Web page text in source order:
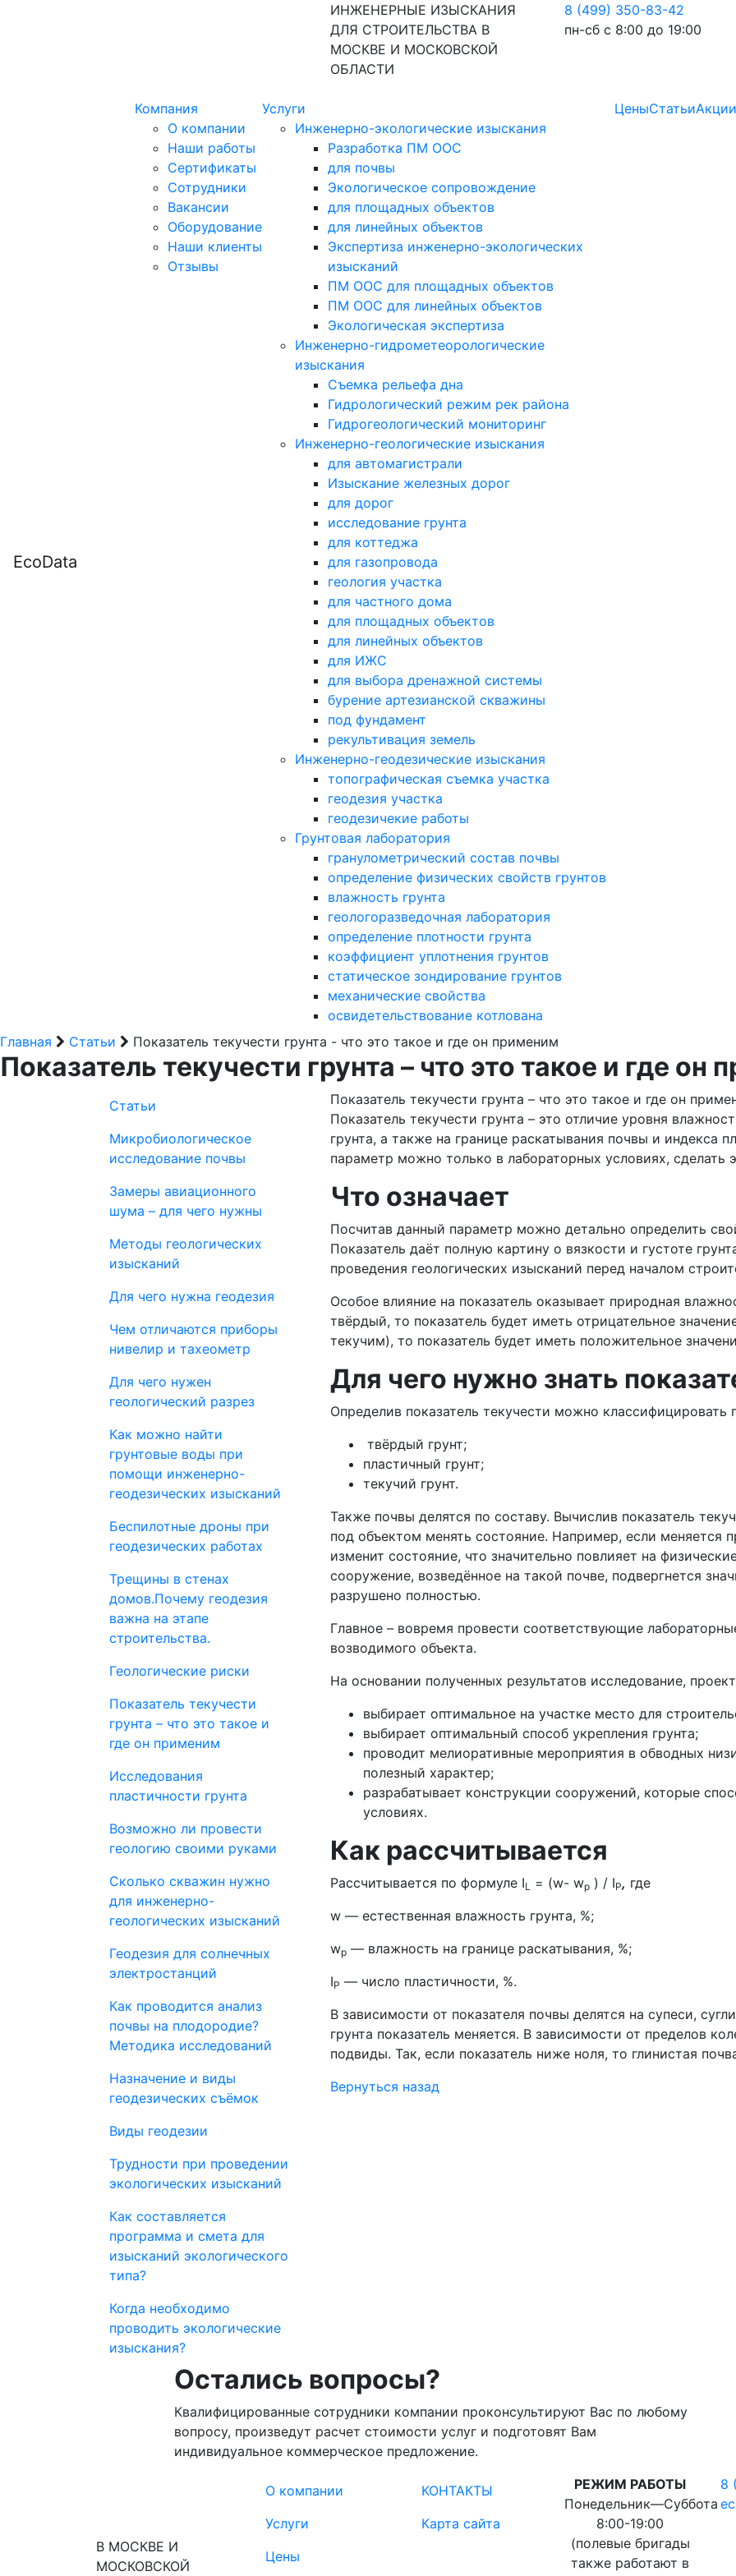
ИНЖЕНЕРНЫЕ ИЗЫСКАНИЯ
ДЛЯ СТРОИТЕЛЬСТВА В
МОСКВЕ И МОСКОВСКОЙ
ОБЛАСТИ
8 (499) 350-83-42
пн-сб с 8:00 до 19:00
EcoData
Компания
О компании
Наши работы
Сертификаты
Сотрудники
Вакансии
Оборудование
Наши клиенты
Отзывы
Услуги
Инженерно-экологические изыскания
Разработка ПМ ООС
для почвы
Экологическое сопровождение
для площадных объектов
для линейных объектов
Экспертиза инженерно-экологических
изысканий
ПМ ООС для площадных объектов
ПМ ООС для линейных объектов
Экологическая экспертиза
Инженерно-гидрометеорологические
изыскания
Съемка рельефа дна
Гидрологический режим рек района
Гидрогеологический мониторинг
Инженерно-геологические изыскания
для автомагистрали
Изыскание железных дорог
для дорог
исследование грунта
для коттеджа
для газопровода
геология участка
для частного дома
для площадных объектов
для линейных объектов
для ИЖС
для выбора дренажной системы
бурение артезианской скважины
под фундамент
рекультивация земель
Инженерно-геодезические изыскания
топографическая съемка участка
геодезия участка
геодезичекие работы
Грунтовая лаборатория
гранулометрический состав почвы
определение физических свойств грунтов
влажность грунта
геологоразведочная лаборатория
определение плотности грунта
коэффициент уплотнения грунтов
статическое зондирование грунтов
механические свойства
освидетельствование котлована
ЦеныСтатьиАкции
Главная Статьи Показатель текучести грунта - что это такое и где он применим
Показатель текучести грунта – что это такое и где он
Статьи
Микробиологическое
исследование почвы
Замеры авиационного
шума – для чего нужны
Методы геологических
изысканий
Для чего нужна геодезия
Чем отличаются приборы
нивелир и тахеометр
Для чего нужен
геологический разрез
Как можно найти
грунтовые воды при
помощи инженерно-
геодезических изысканий
Беспилотные дроны при
геодезических работах
Трещины в стенах
домов.Почему геодезия
важна на этапе
строительства.
Геологические риски
Показатель текучести
грунта – что это такое и
где он применим
Исследования
пластичности грунта
Возможно ли провести
геологию своими руками
Сколько скважин нужно
для инженерно-
геологических изысканий
Геодезия для солнечных
электростанций
Как проводится анализ
почвы на плодородие?
Методика исследований
Назначение и виды
геодезических съёмок
Виды геодезии
Трудности при проведении
экологических изысканий
Как составляется
программа и смета для
изысканий экологического
типа?
Когда необходимо
проводить экологические
изыскания?
Показатель текучести грунта – что это такое и где он
Показатель текучести грунта – это отличие уровня
грунта, а также на границе раскатывания почвы и индекса
параметр можно только в лабораторных условиях, сделать
Что означает
Посчитав данный параметр можно детально определить
Показатель даёт полную картину о вязкости и густоте
проведения геологических изысканий перед началом
Особое влияние на показатель оказывает природная
твёрдый, то показатель будет иметь отрицательное
текучим), то показатель будет иметь положительное
Для чего нужно знать
Определив показатель текучести можно классифицировать
твёрдый грунт;
пластичный грунт;
текучий грунт.
Также почвы делятся по составу. Вычислив показатель
под объектом менять состояние. Например, если меняется
изменит состояние, что значительно повлияет на
сооружение, возведённое на такой почве, подвергнется
разрушено полностью.
Главное – вовремя провести соответствующие
возводимого объекта.
На основании полученных результатов исследование,
выбирает оптимальное на участке место для
выбирает оптимальный способ укрепления грунта;
проводит мелиоративные мероприятия в обводных
полезный характер;
разрабатывает конструкции сооружений, которые
условиях.
Как рассчитывается
Рассчитывается по формуле IL = (w- wp ) / IP, где
w — естественная влажность грунта, %;
wp — влажность на границе раскатывания, %;
IP — число пластичности, %.
В зависимости от показателя почвы делятся на супеси,
грунта показатель меняется. В зависимости от пределов
подвиды. Так, если показатель ниже ноля, то глинистая
Вернуться назад
Остались вопросы?
Квалифицированные сотрудники компании проконсультируют Вас по любому
вопросу, произведут расчет стоимости услуг и подготовят Вам
индивидуальное коммерческое предложение.
В МОСКВЕ И
МОСКОВСКОЙ
О компании
Услуги
Цены
КОНТАКТЫ
Карта сайта
РЕЖИМ РАБОТЫ
Понедельник―Суббота
8:00-19:00
(полевые бригады
также работают в
8